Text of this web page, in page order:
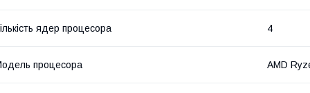
ядер процесора 4
процесора AMD